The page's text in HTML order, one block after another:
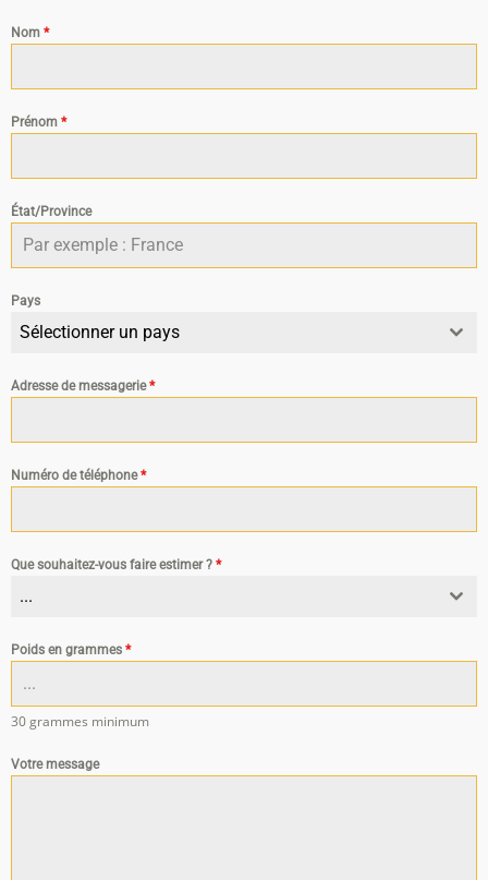
Nom *
Prénom *
État/Province
Pays
Sélectionner un pays
Adresse de messagerie*
Numéro de téléphone*
Que souhaitez-vous faire estimer ? *
...
Poids en grammes *
30 grammes minimum
Votre message